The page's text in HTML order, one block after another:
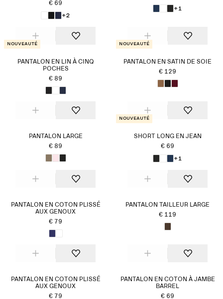
€ 69
+2
+1
Nouveauté
PANTALON EN LIN À CINQ
POCHES
€ 89
Nouveauté
PANTALON EN SATIN DE SOIE
€ 129
PANTALON LARGE
€ 89
Nouveauté
SHORT LONG EN JEAN
€ 69
+1
PANTALON EN COTON PLISSÉ
AUX GENOUX
€ 79
PANTALON TAILLEUR LARGE
€ 119
PANTALON EN COTON PLISSÉ
AUX GENOUX
€ 79
PANTALON EN COTON À JAMBE
BARREL
€ 69